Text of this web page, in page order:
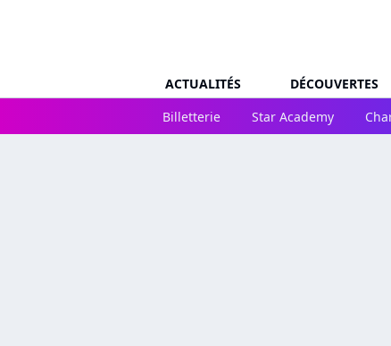
ACTUALITÉS DÉCOUVERTES
Billetterie
Star Academy